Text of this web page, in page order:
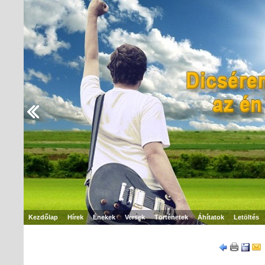
Kezdőlap Hírek Énekek Versek Történetek Áhítatok Letöltés